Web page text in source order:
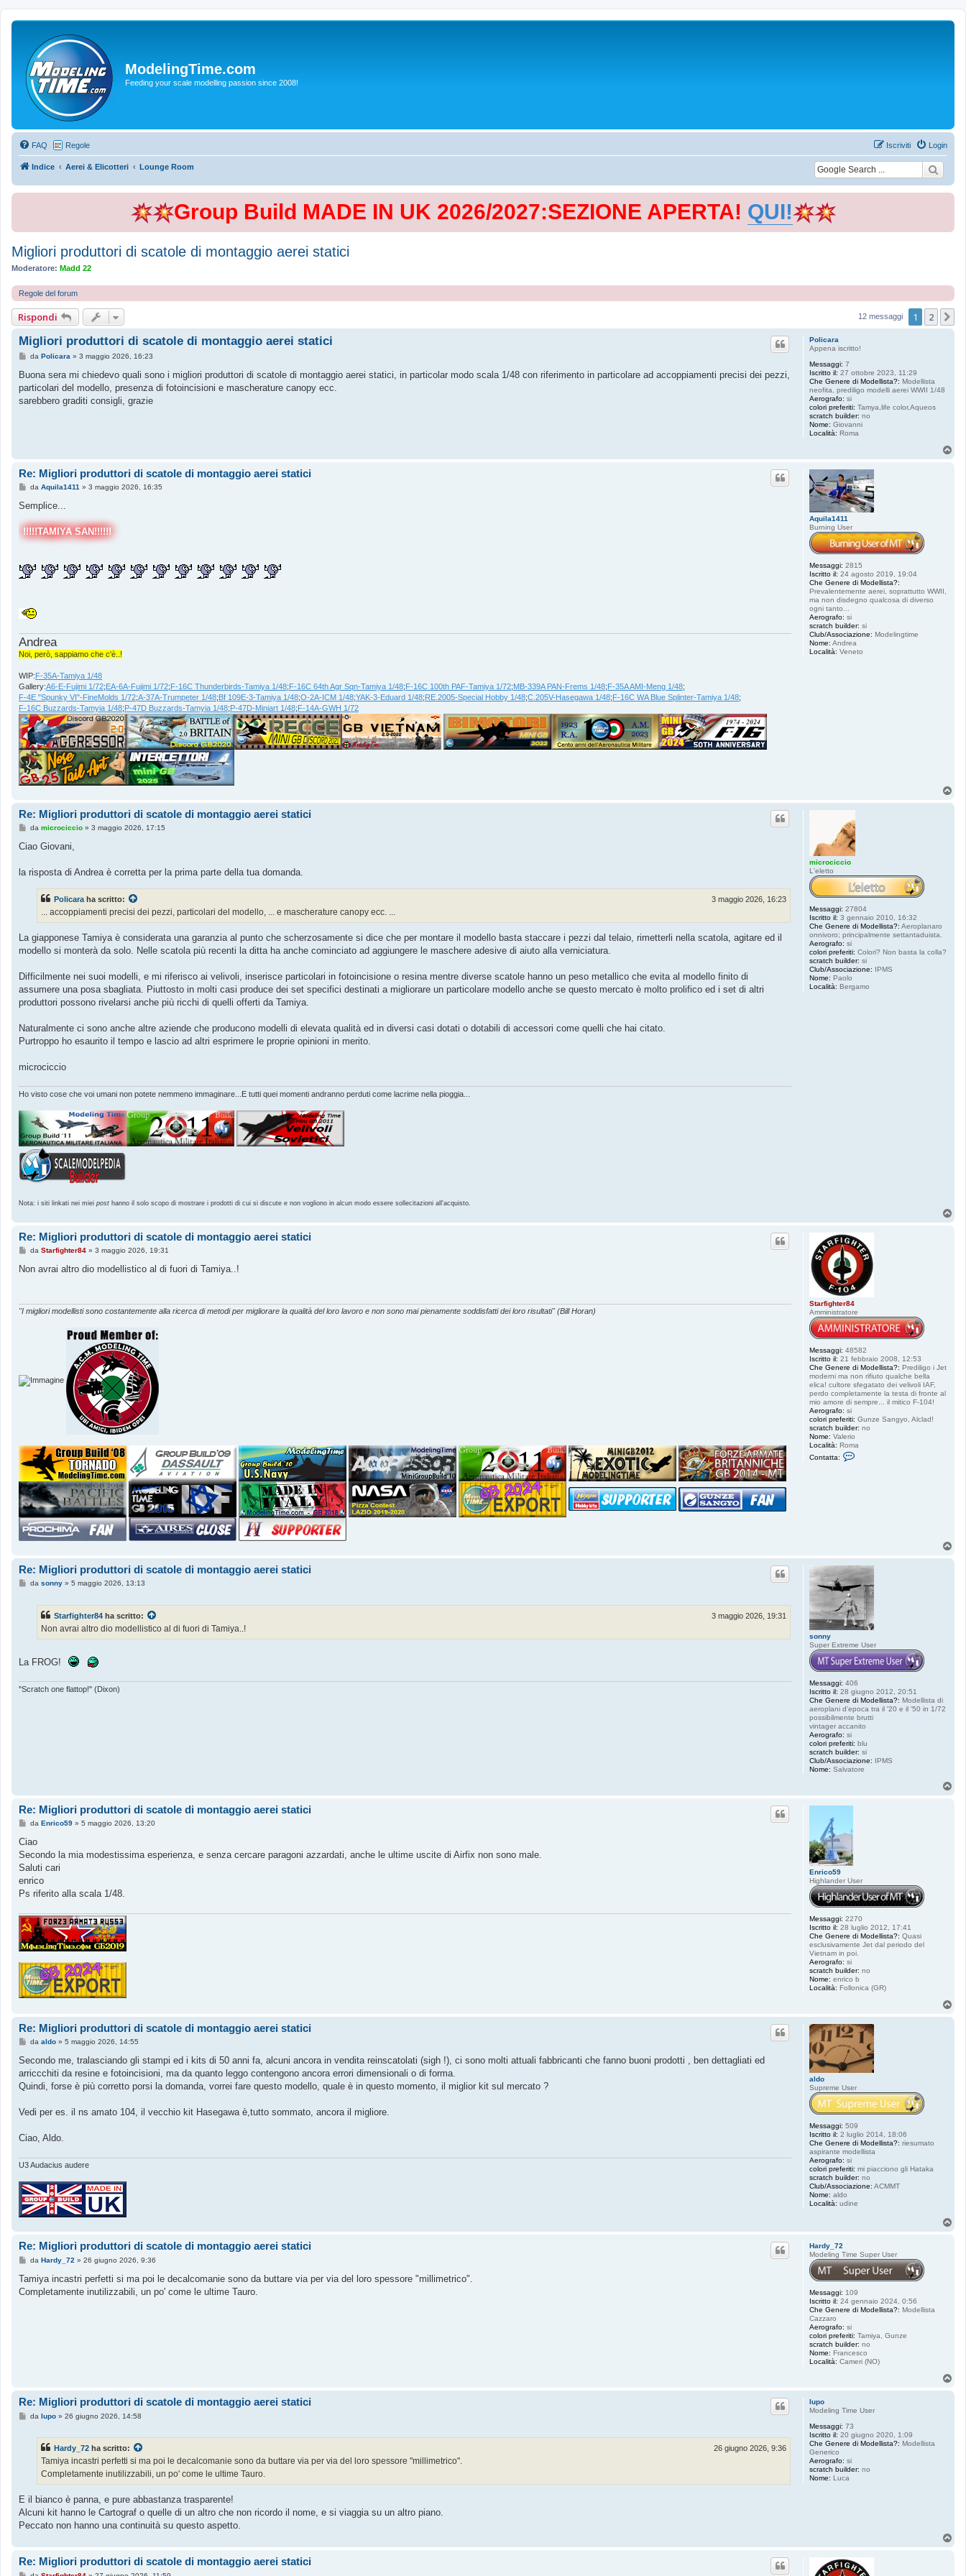
ModelingTime.com
Feeding your scale modelling passion since 2008!
FAQ Regole Login
Iscriviti
Indice Aerei & Elicotteri Lounge Room
Group Build MADE IN UK 2026/2027:SEZIONE APERTA! QUI!
Migliori produttori di scatole di montaggio aerei statici
Moderatore: Madd 22
Regole del forum
Rispondi 12 messaggi 1 2
Policara
Appena iscritto!
Messaggi: 7
Iscritto il: 27 ottobre 2023, 11:29
Che Genere di Modellista?: Modellista
neofita, prediligo modelli aerei WWII 1/48
Aerografo: si
colori preferiti: Tamya,life color,Aqueos
scratch builder: no
Nome: Giovanni
Località: Roma
Migliori produttori di scatole di montaggio aerei statici
M
s
a
g
da Policara » 3 maggio 2026, 16:23
Buona sera mi chiedevo quali sono i migliori produttori di scatole di montaggio aerei statici, in particolar modo scala 1/48 con riferimento in particolare ad accoppiamenti precisi dei pezzi,
particolari del modello, presenza di fotoincisioni e mascherature canopy ecc.
sarebbero graditi consigli, grazie
Aquila1411
Burning User
Messaggi: 2815
Iscritto il: 24 agosto 2019, 19:04
Che Genere di Modellista?:
Prevalentemente aerei, soprattutto WWII,
ma non disdegno qualcosa di diverso
ogni tanto...
Aerografo: si
scratch builder: si
Club/Associazione: Modelingtime
Nome: Andrea
Località: Veneto
Re: Migliori produttori di scatole di montaggio aerei statici
M
s
a
g
g
da Aquila1411 » 3 maggio 2026, 16:35
Semplice...
!!!!!TAMIYA SAN!!!!!!
Andrea
Noi, però, sappiamo che c'è..!
WIP:F-35A-Tamiya 1/48
Gallery:A6-E-Fujimi 1/72;EA-6A-Fujimi 1/72;F-16C Thunderbirds-Tamiya 1/48;F-16C 64th Agr Sqn-Tamiya 1/48;F-16C 100th PAF-Tamiya 1/72;MB-339A PAN-Frems 1/48;F-35A AMI-Meng 1/48;
F-4E "Spunky VI"-FineMolds 1/72;A-37A-Trumpeter 1/48;Bf 109E-3-Tamiya 1/48;O-2A-ICM 1/48;YAK-3-Eduard 1/48;RE.2005-Special Hobby 1/48;C.205V-Hasegawa 1/48;F-16C WA Blue Splinter-Tamiya 1/48;
F-16C Buzzards-Tamyia 1/48;P-47D Buzzards-Tamyia 1/48;P-47D-Miniart 1/48;F-14A-GWH 1/72
microciccio
L'eletto
Messaggi: 27804
Iscritto il: 3 gennaio 2010, 16:32
Che Genere di Modellista?: Aeroplanaro
onnivoro; principalmente settantaduista.
Aerografo: si
colori preferiti: Colori? Non basta la colla?
scratch builder: si
Club/Associazione: IPMS
Nome: Paolo
Località: Bergamo
Re: Migliori produttori di scatole di montaggio aerei statici
M
s
g
da microciccio» 3 maggio 2026, 17:15
Ciao Giovani,
la risposta di Andrea è corretta per la prima parte della tua domanda.
Policara ha scritto: 3 maggio 2026, 16:23
... accoppiamenti precisi dei pezzi, particolari del modello, ... e mascherature canopy ecc. ...
La giapponese Tamiya è considerata una garanzia al punto che scherzosamente si dice che per montare il modello basta staccare i pezzi dal telaio, rimetterli nella scatola, agitare ed il
modello si monterà da solo. Nelle scatola più recenti la ditta ha anche cominciato ad aggiungere le maschere adesive di aiuto alla verniciatura.
Difficilmente nei suoi modelli, e mi riferisco ai velivoli, inserisce particolari in fotoincisione o resina mentre diverse scatole hanno un peso metallico che evita al modello finito di
assumere una posa sbagliata. Piuttosto in molti casi produce dei set specifici destinati a migliorare un particolare modello anche se questo mercato è molto prolifico ed i set di altri
produttori possono rivelarsi anche più ricchi di quelli offerti da Tamiya.
Naturalmente ci sono anche altre aziende che producono modelli di elevata qualità ed in diversi casi dotati o dotabili di accessori come quelli che hai citato.
Purtroppo ho esaurito il tempo e lascio ad altri esprimere le proprie opinioni in merito.
microciccio
Ho visto cose che voi umani non potete nemmeno immaginare...E tutti quei momenti andranno perduti come lacrime nella pioggia...
Nota: i siti linkati nei miei post hanno il solo scopo di mostrare i prodotti di cui si discute e non vogliono in alcun modo essere sollecitazioni all'acquisto.
Starfighter84
Amministratore
Messaggi: 48582
Iscritto il: 21 febbraio 2008, 12:53
Che Genere di Modellista?: Prediligo i Jet
moderni ma non rifiuto qualche bella
elica! cultore sfegatato dei velivoli IAF,
perdo completamente la testa di fronte al
mio amore di sempre... il mitico F-104!
Aerografo: si
colori preferiti: Gunze Sangyo, Alclad!
scratch builder: no
Nome: Valerio
Località: Roma
Contatta:
i
g
e
r
8
4
Re: Migliori produttori di scatole di montaggio aerei statici
M
s
i
da Starfighter84» 3 maggio 2026, 19:31
Non avrai altro dio modellistico al di fuori di Tamiya..!
"I migliori modellisti sono costantemente alla ricerca di metodi per migliorare la qualità del loro lavoro e non sono mai pienamente soddisfatti dei loro risultati" (Bill Horan)
sonny
Super Extreme User
Messaggi: 406
Iscritto il: 28 giugno 2012, 20:51
Che Genere di Modellista?: Modellista di
aeroplani d'epoca tra il '20 e il '50 in 1/72
possibilmente brutti
vintager accanito
Aerografo: si
colori preferiti: blu
scratch builder: si
Club/Associazione: IPMS
Nome: Salvatore
Re: Migliori produttori di scatole di montaggio aerei statici
Mda sonny» 5 maggio 2026, 13:13
Starfighter84 ha scritto: 3 maggio 2026, 19:31
Non avrai altro dio modellistico al di fuori di Tamiya..!
La FROG!
''Scratch one flattop!'' (Dixon)
Enrico59
Highlander User
Messaggi: 2270
Iscritto il: 28 luglio 2012, 17:41
Che Genere di Modellista?: Quasi
esclusivamente Jet dal periodo del
Vietnam in poi.
Aerografo: si
scratch builder: no
Nome: enrico b
Località: Follonica (GR)
Re: Migliori produttori di scatole di montaggio aerei statici
M
s
a
g
i
o
da Enrico59» 5 maggio 2026, 13:20
Ciao
Secondo la mia modestissima esperienza, e senza cercare paragoni azzardati, anche le ultime uscite di Airfix non sono male.
Saluti cari
enrico
Ps riferito alla scala 1/48.
aldo
Supreme User
Messaggi: 509
Iscritto il: 2 luglio 2014, 18:06
Che Genere di Modellista?: riesumato
aspirante modellista
Aerografo: si
colori preferiti: mi piacciono gli Hataka
scratch builder: no
Club/Associazione: ACMMT
Nome: aldo
Località: udine
Re: Migliori produttori di scatole di montaggio aerei statici
M
s
a
g
o
da aldo» 5 maggio 2026, 14:55
Secondo me, tralasciando gli stampi ed i kits di 50 anni fa, alcuni ancora in vendita reinscatolati (sigh !), ci sono molti attuali fabbricanti che fanno buoni prodotti , ben dettagliati ed
arriccchiti da resine e fotoincisioni, ma da quanto leggo contengono ancora errori dimensionali o di forma.
Quindi, forse è più corretto porsi la domanda, vorrei fare questo modello, quale è in questo momento, il miglior kit sul mercato ?
Vedi per es. il ns amato 104, il vecchio kit Hasegawa è,tutto sommato, ancora il migliore.
Ciao, Aldo.
U3 Audacius audere
Hardy_72
Modeling Time Super User
Messaggi: 109
Iscritto il: 24 gennaio 2024, 0:56
Che Genere di Modellista?: Modellista
Cazzaro
Aerografo: si
colori preferiti: Tamiya, Gunze
scratch builder: no
Nome: Francesco
Località: Cameri (NO)
Re: Migliori produttori di scatole di montaggio aerei statici
M
s
a
da Hardy_72 » 26 giugno 2026, 9:36
Tamiya incastri perfetti si ma poi le decalcomanie sono da buttare via per via del loro spessore "millimetrico".
Completamente inutilizzabili, un po' come le ultime Tauro.
lupo
Modeling Time User
Messaggi: 73
Iscritto il: 20 giugno 2020, 1:09
Che Genere di Modellista?: Modellista
Generico
Aerografo: si
scratch builder: no
Nome: Luca
Re: Migliori produttori di scatole di montaggio aerei statici
Mda lupo» 26 giugno 2026, 14:58
Hardy_72 ha scritto: 26 giugno 2026, 9:36
Tamiya incastri perfetti si ma poi le decalcomanie sono da buttare via per via del loro spessore "millimetrico".
Completamente inutilizzabili, un po' come le ultime Tauro.
E il bianco è panna, e pure abbastanza trasparente!
Alcuni kit hanno le Cartograf o quelle di un altro che non ricordo il nome, e si viaggia su un altro piano.
Peccato non hanno una continuità su questo aspetto.
Re: Migliori produttori di scatole di montaggio aerei statici